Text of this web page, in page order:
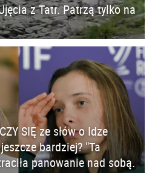
z Tatr. Patrzą tylko na
SIĘ ze słów o Idze
bardziej? "Ta
panowanie nad sobą.